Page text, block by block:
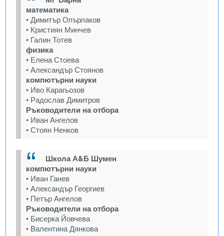
математика
• Димитър Опърлаков
• Кристиян Минчев
• Галин Тотев
физика
• Елена Стоева
• Александър Стоянов
компютърни науки
• Иво Карагьозов
• Радослав Димитров
Ръководители на отбора
• Иван Ангелов
• Стоян Ненков
Школа А&Б Шумен
компютърни науки
• Иван Ганев
• Александър Георгиев
• Петър Ангелов
Ръководители на отбора
• Бисерка Йовчева
• Валентина Дянкова